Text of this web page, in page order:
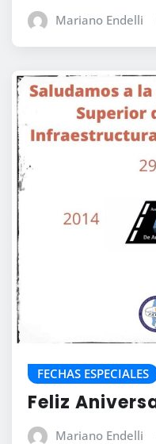
Mariano Endelli
FECHAS ESPECIALES
Feliz
Mariano Endelli